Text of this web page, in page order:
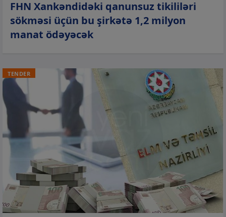
FHN Xankəndidəki qanunsuz tikililəri
sökməsi üçün bu şirkətə 1,2 milyon
manat ödəyəcək
TENDER